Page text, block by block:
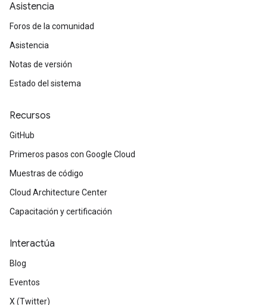
Asistencia
Foros de la comunidad
Asistencia
Notas de versión
Estado del sistema
Recursos
GitHub
Primeros pasos con Google Cloud
Muestras de código
Cloud Architecture Center
Capacitación y certificación
Interactúa
Blog
Eventos
X (Twitter)